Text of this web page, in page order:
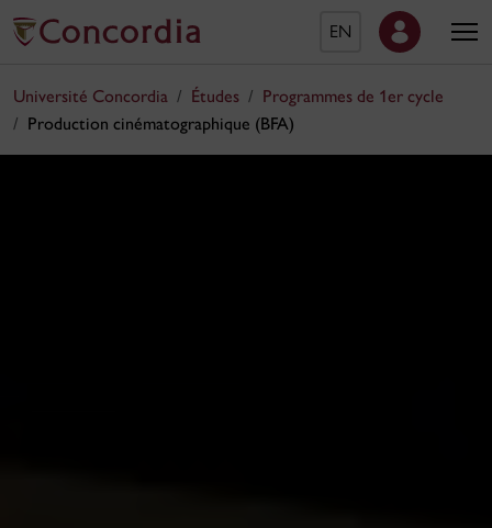
EN
Université Concordia Études
Programmes de 1er cycle
Production cinématographique (BFA)